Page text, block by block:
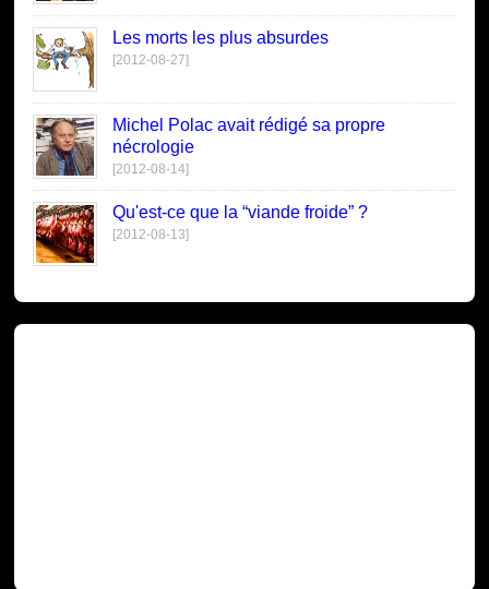
Les morts les plus absurdes
[2012-08-27]
Michel Polac avait rédigé sa propre
nécrologie
[2012-08-14]
Qu'est-ce que la “viande froide” ?
[2012-08-13]